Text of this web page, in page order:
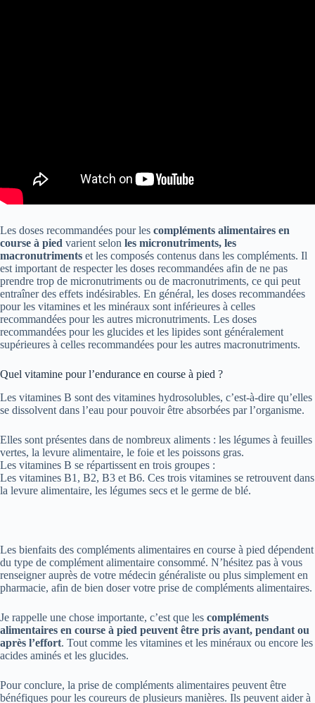
Les doses recommandées pour les compléments alimentaires en
course à pied varient selon les micronutriments, les
macronutriments et les composés contenus dans les compléments. Il
est important de respecter les doses recommandées afin de ne pas
prendre trop de micronutriments ou de macronutriments, ce qui peut
entraîner des effets indésirables. En général, les doses recommandées
pour les vitamines et les minéraux sont inférieures à celles
recommandées pour les autres micronutriments. Les doses
recommandées pour les glucides et les lipides sont généralement
supérieures à celles recommandées pour les autres macronutriments.
Quel vitamine pour l’endurance en course à pied ?
Les vitamines B sont des vitamines hydrosolubles, c’est-à-dire qu’elles
se dissolvent dans l’eau pour pouvoir être absorbées par l’organisme.
Elles sont présentes dans de nombreux aliments : les légumes à feuilles
vertes, la levure alimentaire, le foie et les poissons gras.
Les vitamines B se répartissent en trois groupes :
Les vitamines B1, B2, B3 et B6. Ces trois vitamines se retrouvent dans
la levure alimentaire, les légumes secs et le germe de blé.
Les bienfaits des compléments alimentaires en course à pied dépendent
du type de complément alimentaire consommé. N’hésitez pas à vous
renseigner auprès de votre médecin généraliste ou plus simplement en
pharmacie, afin de bien doser votre prise de compléments alimentaires.
Je rappelle une chose importante, c’est que les compléments
alimentaires en course à pied peuvent être pris avant, pendant ou
après l’effort. Tout comme les vitamines et les minéraux ou encore les
acides aminés et les glucides.
Pour conclure, la prise de compléments alimentaires peuvent être
bénéfiques pour les coureurs de plusieurs manières. Ils peuvent aider à